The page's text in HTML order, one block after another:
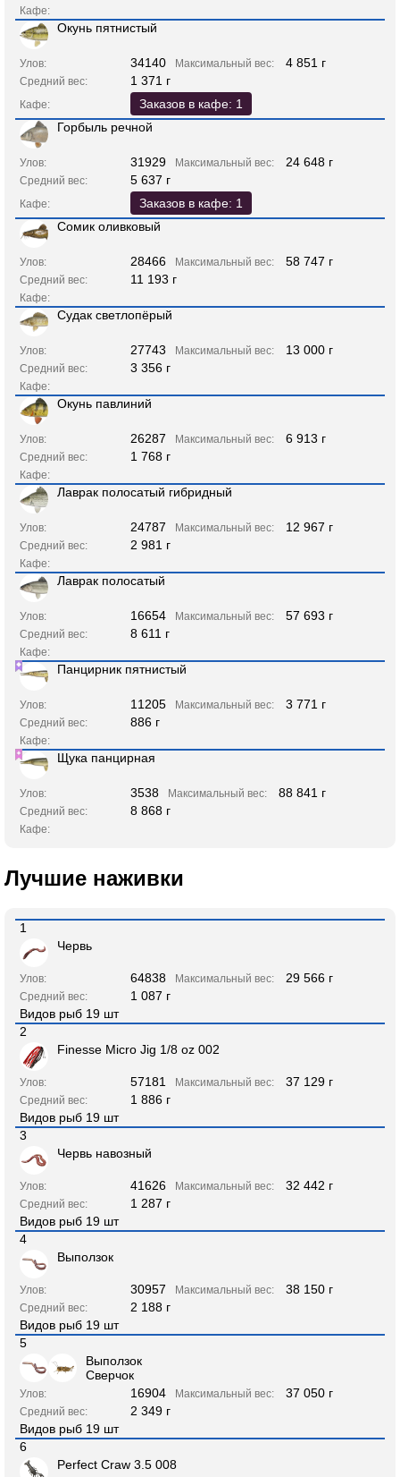
Кафе:
Окунь пятнистый
Улов: 34140 Максимальный вес: 4 851 г
Средний вес: 1 371 г
Кафе:
Заказов в кафе: 1
Горбыль речной
Улов: 31929 Максимальный вес: 24 648 г
Средний вес: 5 637 г
Кафе:
Заказов в кафе: 1
Сомик оливковый
Улов: 28466 Максимальный вес: 58 747 г
Средний вес: 11 193 г
Кафе:
Судак светлопёрый
Улов: 27743 Максимальный вес: 13 000 г
Средний вес: 3 356 г
Кафе:
Окунь павлиний
Улов: 26287 Максимальный вес: 6 913 г
Средний вес: 1 768 г
Кафе:
Лаврак полосатый гибридный
Улов: 24787 Максимальный вес: 12 967 г
Средний вес: 2 981 г
Кафе:
Лаврак полосатый
Улов: 16654 Максимальный вес: 57 693 г
Средний вес: 8 611 г
Кафе:
Панцирник пятнистый
Улов: 11205 Максимальный вес: 3 771 г
Средний вес: 886 г
Кафе:
Щука панцирная
Улов: 3538 Максимальный вес: 88 841 г
Средний вес: 8 868 г
Кафе:
Лучшие наживки
1
Червь
Улов: 64838 Максимальный вес: 29 566 г
Средний вес:
1 087 г
Видов рыб 19 шт
2
Finesse Micro Jig 1/8 oz 002
Улов: 57181 Максимальный вес: 37 129 г
Средний вес:
1 886 г
Видов рыб 19 шт
3
Червь навозный
Улов: 41626 Максимальный вес: 32 442 г
Средний вес:
1 287 г
Видов рыб 19 шт
4
Выползок
Улов: 30957 Максимальный вес: 38 150 г
Средний вес:
2 188 г
Видов рыб 19 шт
5
Выползок
Сверчок
Улов: 16904 Максимальный вес: 37 050 г
Средний вес:
2 349 г
Видов рыб 19 шт
6
Perfect Craw 3.5 008